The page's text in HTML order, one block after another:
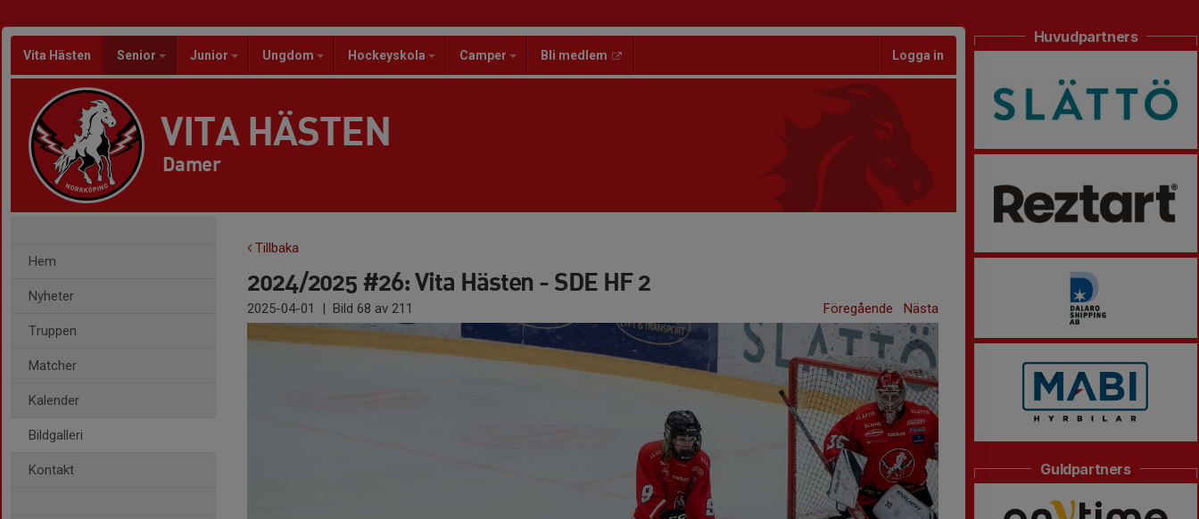
Vita Hästen Senior Junior Ungdom Hockeyskola Camper Bli medlem Logga in
VITA HÄSTEN
Damer
Hem
Nyheter
Truppen
Matcher
Kalender
Bildgalleri
Kontakt
Tillbaka
2024/2025 #26: Vita Hästen - SDE HF 2
2025-04-01 | Bild 68 av 211 Föregående Nästa
Huvudpartners
Guldpartners